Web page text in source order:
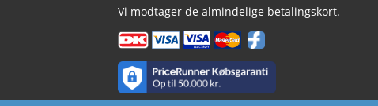
Vi modtager de almindelige betalingskort.